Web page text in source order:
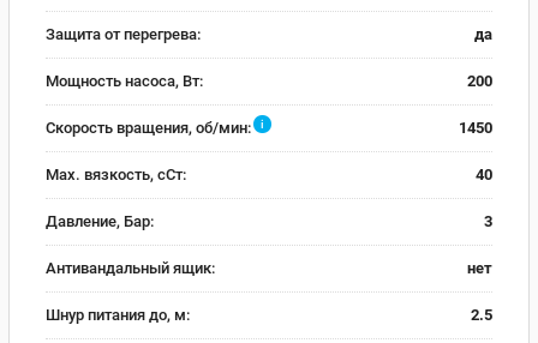
Защита от перегрева: да
Мощность насоса, Вт: 200
Скорость вращения, об/мин: i 1450
Max. вязкость, сСт: 40
Давление, Бар: 3
Антивандальный ящик: нет
Шнур питания до, м: 2.5